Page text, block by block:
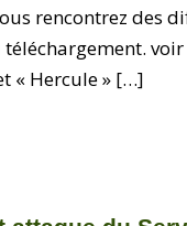
rencontrez des
« Hercule » […]